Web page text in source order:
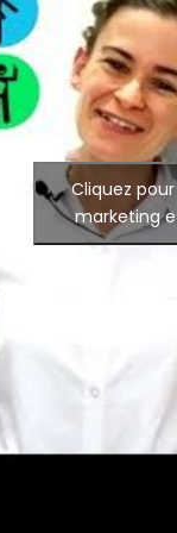
Cliquez
marketing